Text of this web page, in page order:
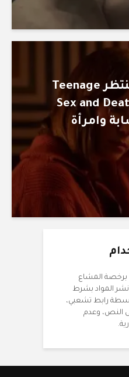
فيلم ليزبيان رعب منتظر Teenage
Sex and
وامرأة
المشاع
نشر المواد بشرط
رابط تشعبي،
النص، وعدم